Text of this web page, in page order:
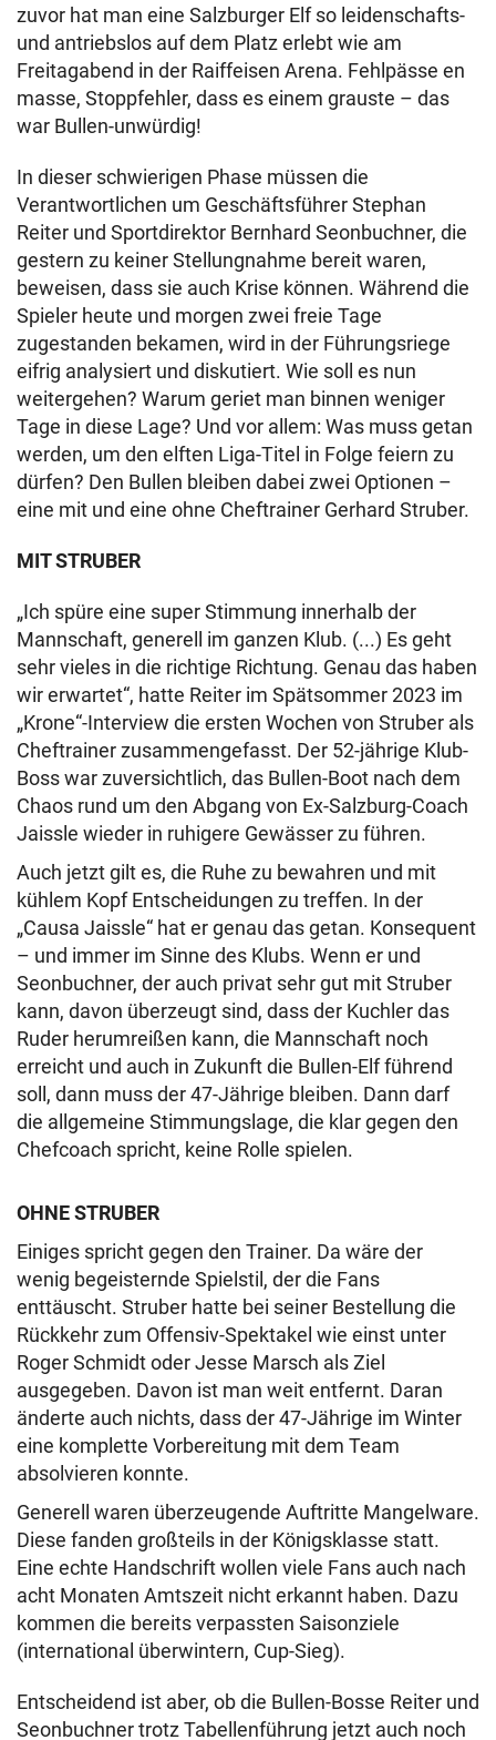
zuvor hat man eine Salzburger Elf so leidenschafts-
und antriebslos auf dem Platz erlebt wie am
Freitagabend in der Raiffeisen Arena. Fehlpässe en
masse, Stoppfehler, dass es einem grauste – das
war Bullen-unwürdig!
In dieser schwierigen Phase müssen die
Verantwortlichen um Geschäftsführer Stephan
Reiter und Sportdirektor Bernhard Seonbuchner, die
gestern zu keiner Stellungnahme bereit waren,
beweisen, dass sie auch Krise können. Während die
Spieler heute und morgen zwei freie Tage
zugestanden bekamen, wird in der Führungsriege
eifrig analysiert und diskutiert. Wie soll es nun
weitergehen? Warum geriet man binnen weniger
Tage in diese Lage? Und vor allem: Was muss getan
werden, um den elften Liga-Titel in Folge feiern zu
dürfen? Den Bullen bleiben dabei zwei Optionen –
eine mit und eine ohne Cheftrainer Gerhard Struber.
MIT STRUBER
„Ich spüre eine super Stimmung innerhalb der
Mannschaft, generell im ganzen Klub. (...) Es geht
sehr vieles in die richtige Richtung. Genau das haben
wir erwartet“, hatte Reiter im Spätsommer 2023 im
„Krone“-Interview die ersten Wochen von Struber als
Cheftrainer zusammengefasst. Der 52-jährige Klub-
Boss war zuversichtlich, das Bullen-Boot nach dem
Chaos rund um den Abgang von Ex-Salzburg-Coach
Jaissle wieder in ruhigere Gewässer zu führen.
Auch jetzt gilt es, die Ruhe zu bewahren und mit
kühlem Kopf Entscheidungen zu treffen. In der
„Causa Jaissle“ hat er genau das getan. Konsequent
– und immer im Sinne des Klubs. Wenn er und
Seonbuchner, der auch privat sehr gut mit Struber
kann, davon überzeugt sind, dass der Kuchler das
Ruder herumreißen kann, die Mannschaft noch
erreicht und auch in Zukunft die Bullen-Elf führend
soll, dann muss der 47-Jährige bleiben. Dann darf
die allgemeine Stimmungslage, die klar gegen den
Chefcoach spricht, keine Rolle spielen.
OHNE STRUBER
Einiges spricht gegen den Trainer. Da wäre der
wenig begeisternde Spielstil, der die Fans
enttäuscht. Struber hatte bei seiner Bestellung die
Rückkehr zum Offensiv-Spektakel wie einst unter
Roger Schmidt oder Jesse Marsch als Ziel
ausgegeben. Davon ist man weit entfernt. Daran
änderte auch nichts, dass der 47-Jährige im Winter
eine komplette Vorbereitung mit dem Team
absolvieren konnte.
Generell waren überzeugende Auftritte Mangelware.
Diese fanden großteils in der Königsklasse statt.
Eine echte Handschrift wollen viele Fans auch nach
acht Monaten Amtszeit nicht erkannt haben. Dazu
kommen die bereits verpassten Saisonziele
(international überwintern, Cup-Sieg).
Entscheidend ist aber, ob die Bullen-Bosse Reiter und
Seonbuchner trotz Tabellenführung jetzt auch noch